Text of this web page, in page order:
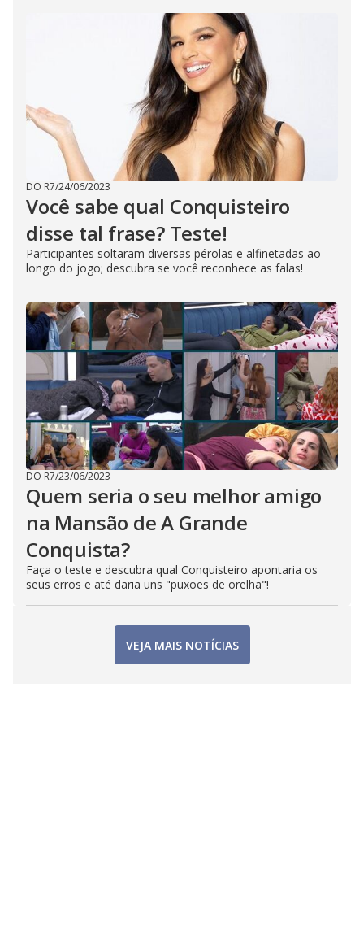
DO R7/24/06/2023
Você sabe qual Conquisteiro
disse tal frase? Teste!
Participantes soltaram diversas pérolas e alfinetadas ao
longo do jogo; descubra se você reconhece as falas!
DO R7/23/06/2023
Quem seria o seu melhor amigo
na Mansão de A Grande
Conquista?
Faça o teste e descubra qual Conquisteiro apontaria os
seus erros e até daria uns "puxões de orelha"!
VEJA MAIS NOTÍCIAS